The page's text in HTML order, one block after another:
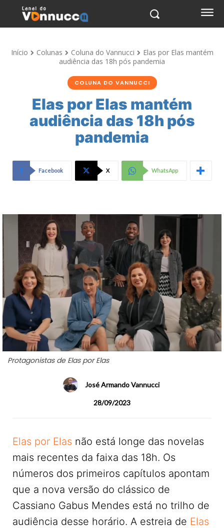
Início Colunas Coluna do Vannucci
Elas por Elas mantém
audiência das 18h pós pandemia
COLUNA DO VANNUCCI
Elas por Elas mantém
audiência das 18h pós
pandemia
Facebook X WhatsApp
Protagonistas de Elas por Elas
José Armando Vannucci
28/09/2023
Elas por Elas não está longe das novelas
mais recentes da faixa das 18h. Os
números dos primeiros capítulos apontam
que a nova versão do clássico de
Cassiano Gabus Mendes está no trilho de
audiência desse horário. A estreia de Elas